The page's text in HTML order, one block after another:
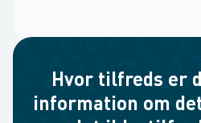
Hvor tilfreds er
information om